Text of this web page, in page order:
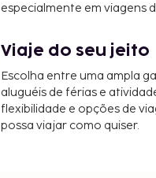
especialmente em viagens
Viaje do seu jeito
Escolha entre uma ampla
aluguéis de férias e
flexibilidade e opções de
possa viajar como quiser.